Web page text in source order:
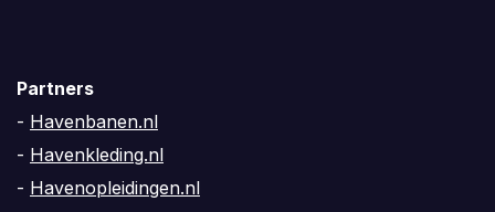
Partners
- Havenbanen.nl
- Havenkleding.nl
- Havenopleidingen.nl